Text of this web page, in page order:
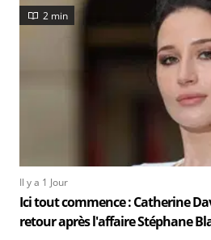
2 min
Il y a 1 Jour
Ici tout commence : Catherine
retour après l'affaire Stéphane